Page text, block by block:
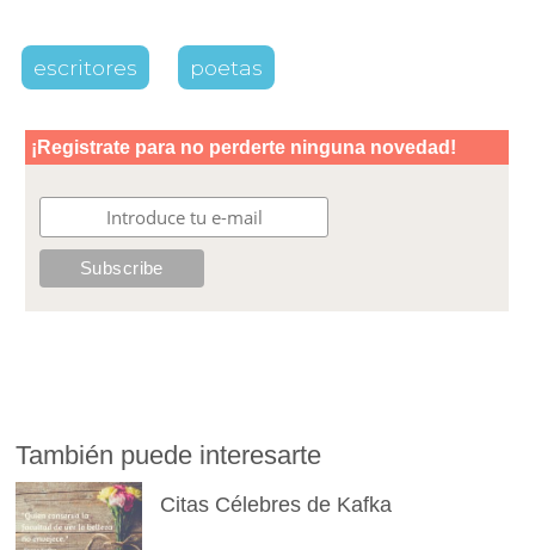
escritores poetas
También puede interesarte
Citas Célebres de Kafka